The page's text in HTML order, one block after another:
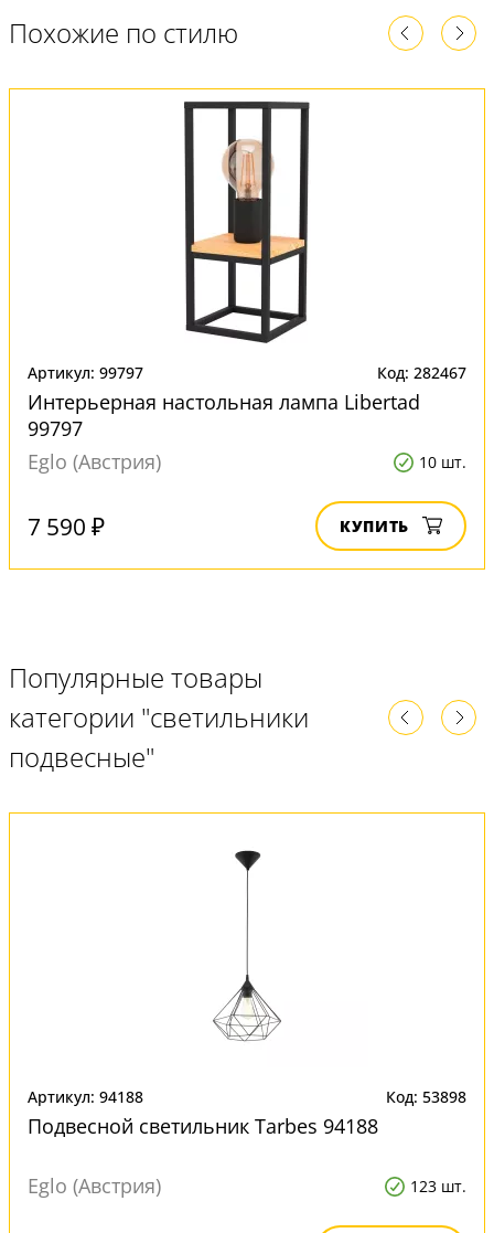
Похожие по стилю
Артикул: 99797 Код: 282467
Интерьерная настольная лампа Libertad
99797
Eglo (Австрия)
10 шт.
7 590 ₽ КУПИТЬ
Популярные товары
категории "светильники
подвесные"
Артикул: 94188 Код: 53898
Подвесной светильник Tarbes 94188
Eglo (Австрия) 123 шт.